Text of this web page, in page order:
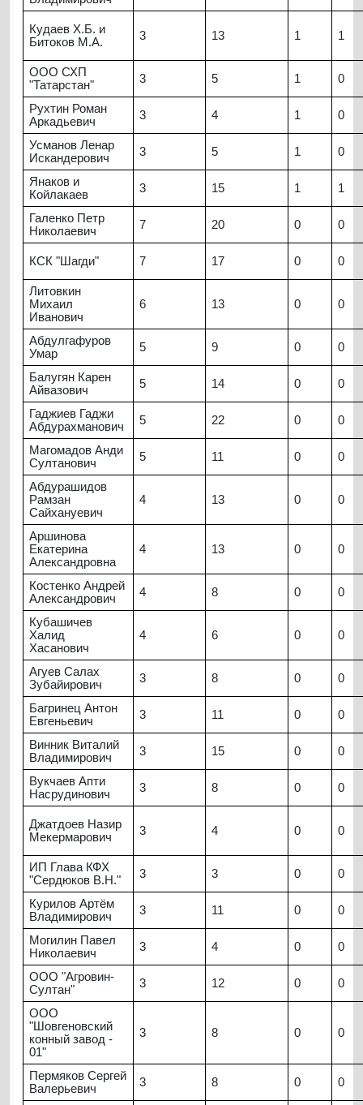
Кудаев Х.Б. и
Битоков М.А.
3 13 1 1
ООО СХП
"Татарстан"
3 5 1 0
Рухтин Роман
Аркадьевич
3 4 1 0
Усманов Ленар
Искандерович
3 5 1 0
Янаков и
Койлакаев
3 15 1 1
Галенко Петр
Николаевич
7 20 0 0
КСК "Шагди" 7 17 0 0
Литовкин
Михаил
Иванович
6 13 0 0
Абдулгафуров
Умар
5 9 0 0
Балугян Карен
Айвазович
5 14 0 0
Гаджиев Гаджи
Абдурахманович
5 22 0 0
Магомадов Анди
Султанович
5 11 0 0
Абдурашидов
Рамзан
Сайхануевич
4 13 0 0
Аршинова
Екатерина
Александровна
4 13 0 0
Костенко Андрей
Александрович
4 8 0 0
Кубашичев
Халид
Хасанович
4 6 0 0
Агуев Салах
Зубайирович
3 8 0 0
Багринец Антон
Евгеньевич
3 11 0 0
Винник Виталий
Владимирович
3 15 0 0
Вукчаев Апти
Насрудинович
3 8 0 0
Джатдоев Назир
Мекермарович
3 4 0 0
ИП Глава КФХ
"Сердюков В.Н."
3 3 0 0
Курилов Артём
Владимирович
3 11 0 0
Могилин Павел
Николаевич
3 4 0 0
ООО "Агровин-
Султан"
3 12 0 0
ООО
"Шовгеновский
конный завод -
01"
3 8 0 0
Пермяков Сергей
Валерьевич
3 8 0 0